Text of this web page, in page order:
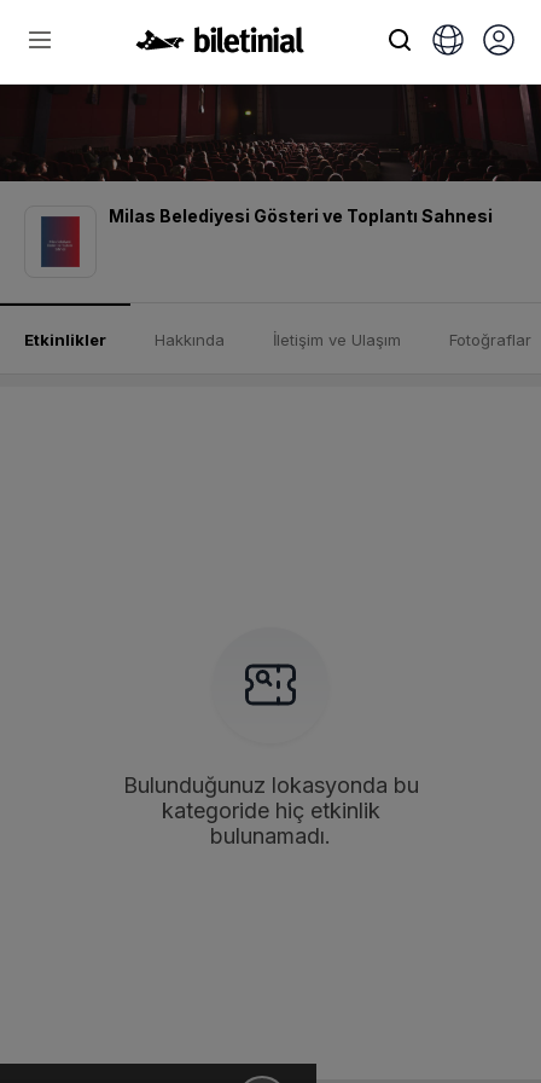
Milas Belediyesi Gösteri ve Toplantı Sahnesi
Etkinlikler Hakkında İletişim ve Ulaşım Fotoğraflar
Bulunduğunuz lokasyonda bu
kategoride hiç etkinlik
bulunamadı.